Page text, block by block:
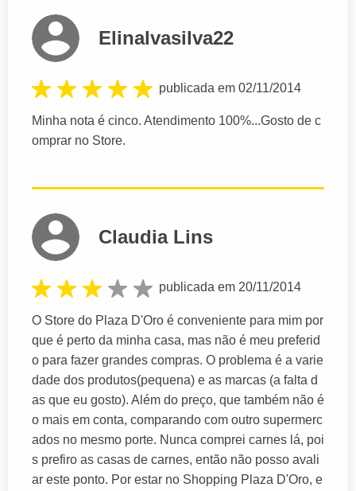
Elinalvasilva22
publicada em 02/11/2014
Minha nota é cinco. Atendimento 100%...Gosto de c
omprar no Store.
Claudia Lins
publicada em 20/11/2014
O Store do Plaza D'Oro é conveniente para mim por
que é perto da minha casa, mas não é meu preferid
o para fazer grandes compras. O problema é a varie
dade dos produtos(pequena) e as marcas (a falta d
as que eu gosto). Além do preço, que também não é
o mais em conta, comparando com outro supermerc
ados no mesmo porte. Nunca comprei carnes lá, poi
s prefiro as casas de carnes, então não posso avali
ar este ponto. Por estar no Shopping Plaza D'Oro, e